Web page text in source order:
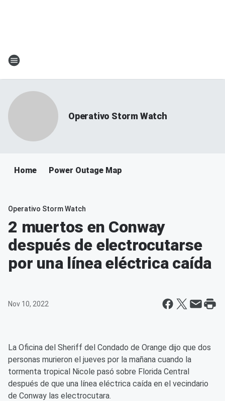
Operativo Storm Watch
Home Power Outage Map
Operativo Storm Watch
2 muertos en Conway
después de electrocutarse
por una línea eléctrica caída
Nov 10, 2022
La Oficina del Sheriff del Condado de Orange dijo que dos
personas murieron el jueves por la mañana cuando la
tormenta tropical Nicole pasó sobre Florida Central
después de que una línea eléctrica caída en el vecindario
de Conway las electrocutara.